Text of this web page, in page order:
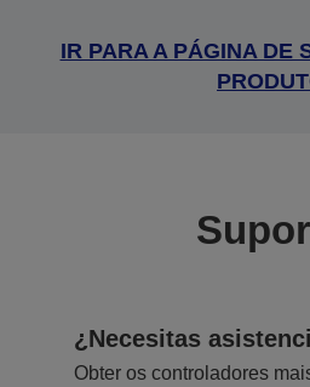
IR PARA A PÁGINA DE
¿Necesitas
Obter os controladores